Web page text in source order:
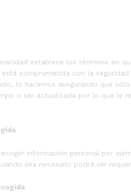
establece los términos en
comprometida con la
lo hacemos asegurando que
o ser actualizada por lo que le
información personal por
sea necesario podrá ser